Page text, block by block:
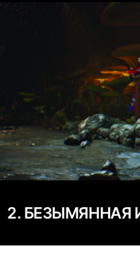
2. БЕЗЫМЯННАЯ